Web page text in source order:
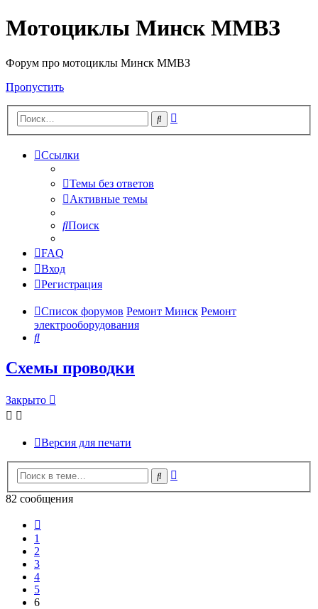
Мотоциклы Минск ММВЗ
Форум про мотоциклы Минск ММВЗ
Пропустить
Поиск
Ссылки
Темы без ответов
Активные темы
Поиск
FAQ
Вход
Регистрация
Список форумов Ремонт Минск Ремонт
электрооборудования
Поиск
Схемы проводки
Закрыто
Версия для печати
Поиск
82 сообщения
1
2
3
4
5
6